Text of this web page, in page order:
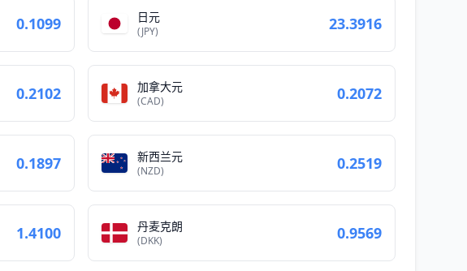
0.1099 日元
(JPY) 23.3916
0.2102 加拿大元
(CAD) 0.2072
0.1897 新西兰元
(NZD) 0.2519
1.4100 丹麦克朗
(DKK) 0.9569